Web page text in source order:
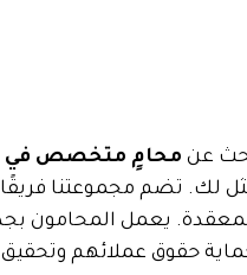
عن محامٍ متخصص في
لك. تضم مجموعتنا
يعمل المحامون